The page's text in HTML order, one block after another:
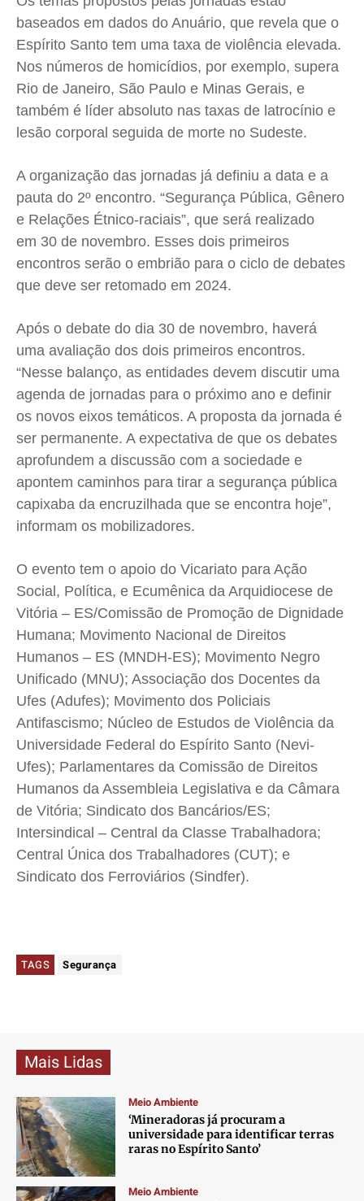
baseados em dados do Anuário, que revela que o
Espírito Santo tem uma taxa de violência elevada.
Nos números de homicídios, por exemplo, supera
Rio de Janeiro, São Paulo e Minas Gerais, e
também é líder absoluto nas taxas de latrocínio e
lesão corporal seguida de morte no Sudeste.
A organização das jornadas já definiu a data e a
pauta do 2º encontro. “Segurança Pública, Gênero
e Relações Étnico-raciais”, que será realizado
em 30 de novembro. Esses dois primeiros
encontros serão o embrião para o ciclo de debates
que deve ser retomado em 2024.
Após o debate do dia 30 de novembro, haverá
uma avaliação dos dois primeiros encontros.
“Nesse balanço, as entidades devem discutir uma
agenda de jornadas para o próximo ano e definir
os novos eixos temáticos. A proposta da jornada é
ser permanente. A expectativa de que os debates
aprofundem a discussão com a sociedade e
apontem caminhos para tirar a segurança pública
capixaba da encruzilhada que se encontra hoje”,
informam os mobilizadores.
O evento tem o apoio do Vicariato para Ação
Social, Política, e Ecumênica da Arquidiocese de
Vitória – ES/Comissão de Promoção de Dignidade
Humana; Movimento Nacional de Direitos
Humanos – ES (MNDH-ES); Movimento Negro
Unificado (MNU); Associação dos Docentes da
Ufes (Adufes); Movimento dos Policiais
Antifascismo; Núcleo de Estudos de Violência da
Universidade Federal do Espírito Santo (Nevi-
Ufes); Parlamentares da Comissão de Direitos
Humanos da Assembleia Legislativa e da Câmara
de Vitória; Sindicato dos Bancários/ES;
Intersindical – Central da Classe Trabalhadora;
Central Única dos Trabalhadores (CUT); e
Sindicato dos Ferroviários (Sindfer).
TAGS Segurança
Mais Lidas
Meio Ambiente
‘Mineradoras já procuram a
universidade para identificar terras
raras no Espírito Santo’
Meio Ambiente